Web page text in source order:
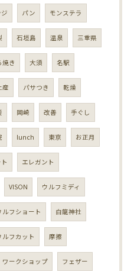
パン モンステラ
石垣島 温泉 三重県
焼き 大須 名駅
産 パサつき 乾燥
岡崎 改善 手ぐし
lunch 東京 お正月
エレガント
VISON ウルフミディ
ルフショート 白龍神社
ルフカット 摩擦
ワークショップ フェザー